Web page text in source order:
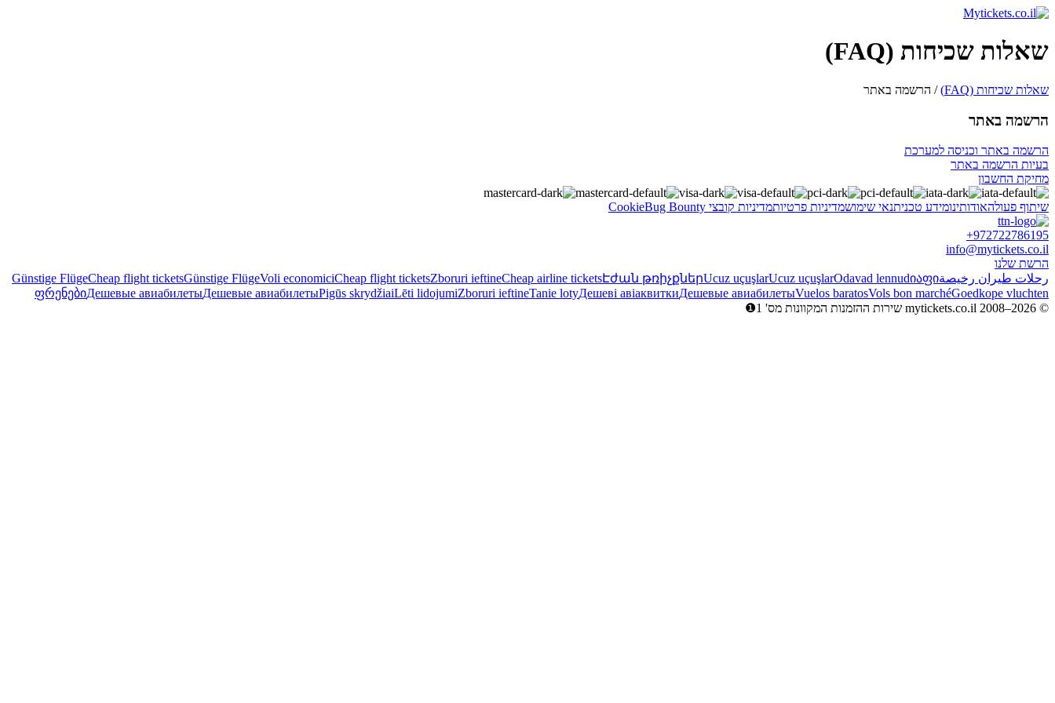
שאלות שכיחות (FAQ)
שאלות שכיחות (FAQ) / הרשמה באתר
הרשמה באתר
הרשמה באתר וכניסה למערכת
בעיות הרשמה באתר
מחיקת החשבון
שיתוף פעולהאודותינומידע טכניתנאי שימושמדיניות פרטיותמדיניות קובצי Cookie Bug Bounty
+972722786195
info@mytickets.co.il
הרשת שלנו
رحلات طيران رخيصة
Günstige FlügeCheap flight ticketsGünstige FlügeVoli economiciCheap flight ticketsZboruri ieftineCheap airline ticketsԷժան թռիչքներUcuz uçuşlarUcuz uçuşlarOdavad lennudიაფი
ფრენებიДешевые авиабилетыДешевые авиабилетыPigūs skrydžiaiLēti lidojumiZboruri ieftineTanie lotyДешеві авіаквиткиДешевые авиабилетыVuelos baratosVols bon marchéGoedkope vluchten
© mytickets.co.il 2008–2026 שירות ההזמנות המקוונות מס' 1❶